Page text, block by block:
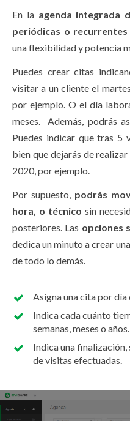
En la agenda integrada
periódicas o recurrentes
una flexibilidad y potencia
Puedes crear citas
visitar a un cliente el
por ejemplo. O el día
meses. Además, podrás
Puedes indicar que tras 5
bien que dejarás de
2020, por ejemplo.
Por supuesto, podrás
hora, o técnico sin
posteriores. Las opciones
dedica un minuto a crear
de todo lo demás.
Asigna una cita por día
Indica cada cuánto
semanas, meses o años.
Indica una finalización,
de visitas efectuadas.